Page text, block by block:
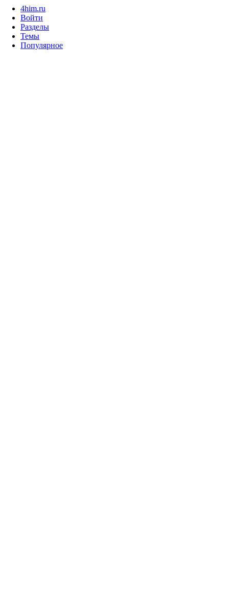
4him.ru
Войти
Разделы
Темы
Популярное